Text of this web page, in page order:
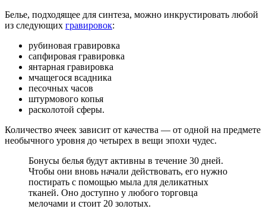
Белье, подходящее для синтеза, можно инкрустировать любой
из следующих гравировок:
рубиновая гравировка
сапфировая гравировка
янтарная гравировка
мчащегося всадника
песочных часов
штурмового копья
расколотой сферы.
Количество ячеек зависит от качества — от одной на предмете
необычного уровня до четырех в вещи эпохи чудес.
Бонусы белья будут активны в течение 30 дней.
Чтобы они вновь начали действовать, его нужно
постирать с помощью мыла для деликатных
тканей. Оно доступно у любого торговца
мелочами и стоит 20 золотых.